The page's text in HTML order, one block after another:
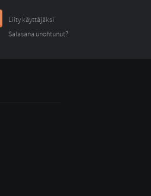
Liity käyttäjäksi
Salasana unohtunut?